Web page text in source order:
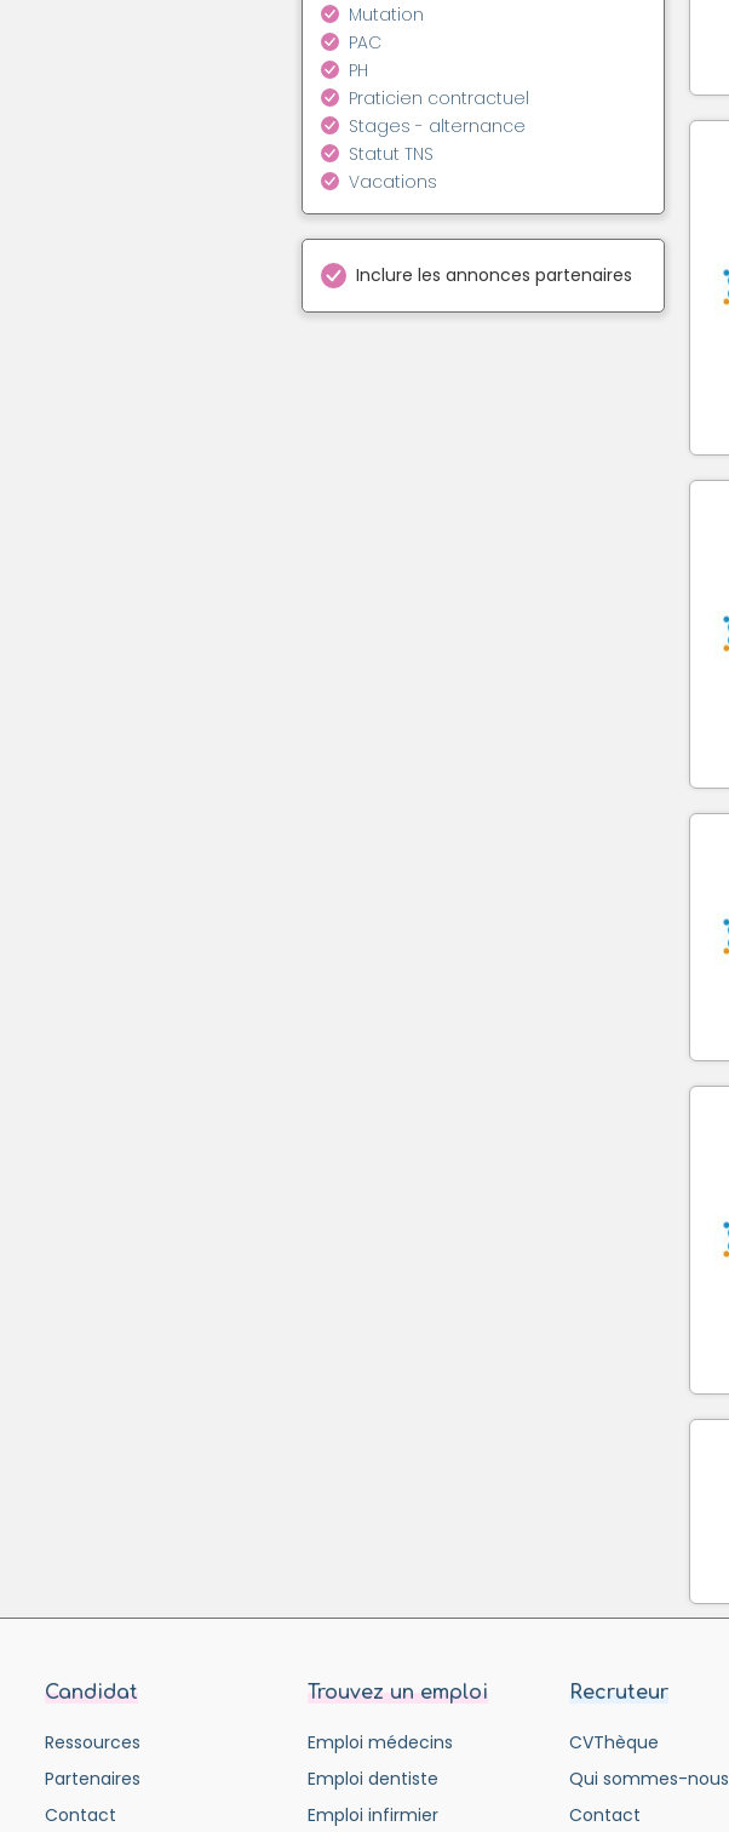
Mutation
PAC
PH
Praticien contractuel
Stages - alternance
Statut TNS
Vacations
Inclure les annonces partenaires
Candidat
Ressources
Partenaires
Contact
Trouvez un emploi
Emploi médecins
Emploi dentiste
Emploi infirmier
Recruteur
CVThèque
Qui sommes-nous
Contact